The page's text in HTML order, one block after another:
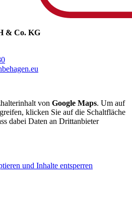
& Co. KG
von Google Maps. Um auf
klicken Sie auf die Schaltfläche
dabei Daten an Drittanbieter
und Inhalte entsperren